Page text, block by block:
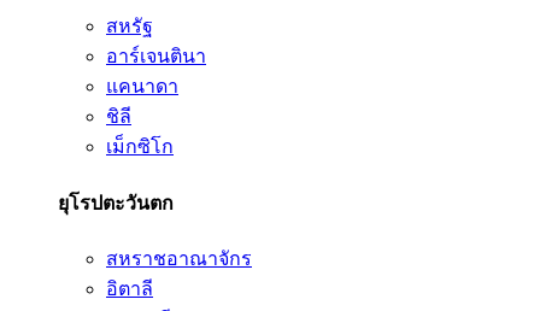
สหรัฐ
อาร์เจนตินา
แคนาดา
ชิลี
เม็กซิโก
ยุโรปตะวันตก
สหราชอาณาจักร
อิตาลี